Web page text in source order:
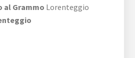
al Grammo Lorenteggio